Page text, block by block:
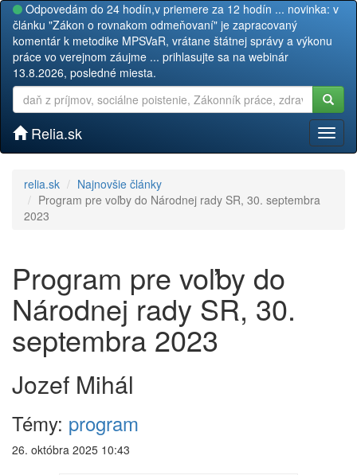
Odpovedám do 24 hodín,v priemere za 12 hodín ... novinka: v
článku "Zákon o rovnakom odmeňovaní" je zapracovaný
komentár k metodike MPSVaR, vrátane štátnej správy a výkonu
práce vo verejnom záujme ... prihlasujte sa na webinár
13.8.2026, posledné miesta.
Relia.sk
relia.sk
Najnovšie články
Program pre voľby do Národnej rady SR, 30. septembra
2023
Program pre voľby do
Národnej rady SR, 30.
septembra 2023
Jozef Mihál
Témy: program
26. októbra 2025 10:43